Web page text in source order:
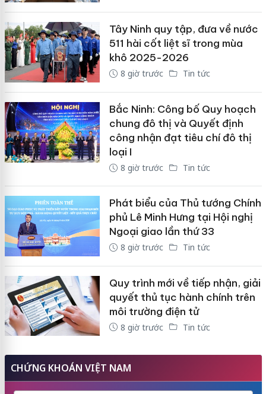
Tây Ninh quy tập, đưa về nước
511 hài cốt liệt sĩ trong mùa
khô 2025-2026
8 giờ trước Tin tức
Bắc Ninh: Công bố Quy hoạch
chung đô thị và Quyết định
công nhận đạt tiêu chí đô thị
loại I
8 giờ trước Tin tức
Phát biểu của Thủ tướng Chính
phủ Lê Minh Hưng tại Hội nghị
Ngoại giao lần thứ 33
8 giờ trước Tin tức
Quy trình mới về tiếp nhận, giải
quyết thủ tục hành chính trên
môi trường điện tử
8 giờ trước Tin tức
CHỨNG KHOÁN VIỆT NAM